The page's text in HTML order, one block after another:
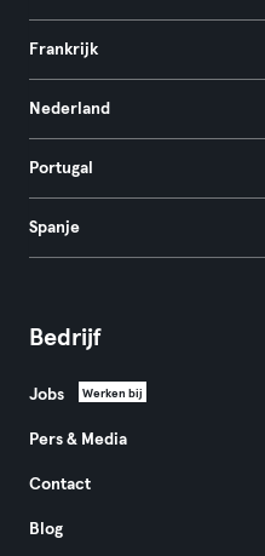
Frankrijk
Nederland
Portugal
Spanje
Bedrijf
Jobs Werken bij
Pers & Media
Contact
Blog